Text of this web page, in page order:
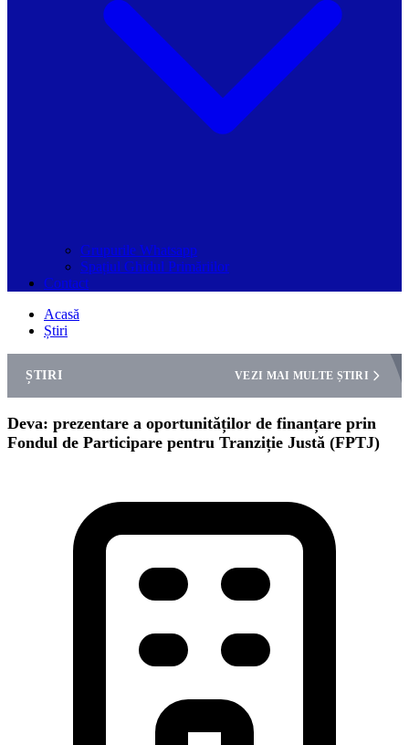
Grupurile Whatsapp
Spațiul Ghidul Primăriilor
Contact
Acasă
Știri
ȘTIRI VEZI MAI MULTE ȘTIRI
Deva: prezentare a oportunităților de finanțare prin
Fondul de Participare pentru Tranziție Justă (FPTJ)